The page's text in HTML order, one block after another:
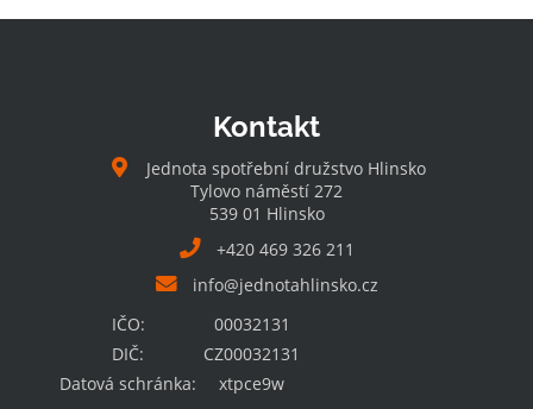
Kontakt
Jednota spotřební družstvo Hlinsko
Tylovo náměstí 272
539 01 Hlinsko
+420 469 326 211
info@jednotahlinsko.cz
IČO:
00032131
DIČ:
CZ00032131
Datová schránka:
xtpce9w